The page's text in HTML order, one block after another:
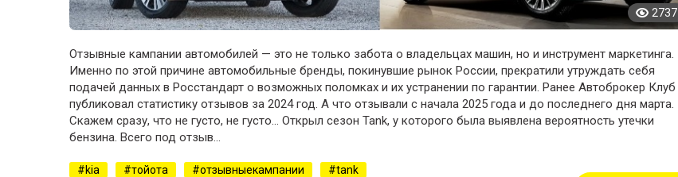
2737
Отзывные кампании автомобилей — это не только забота о владельцах машин, но и инструмент маркетинга.
Именно по этой причине автомобильные бренды, покинувшие рынок России, прекратили утруждать себя
подачей данных в Росстандарт о возможных поломках и их устранении по гарантии. Ранее Автоброкер Клуб
публиковал статистику отзывов за 2024 год. А что отзывали с начала 2025 года и до последнего дня марта.
Скажем сразу, что не густо, не густо… Открыл сезон Tank, у которого была выявлена вероятность утечки
бензина. Всего под отзыв…
kia тойота отзывныекампании tank